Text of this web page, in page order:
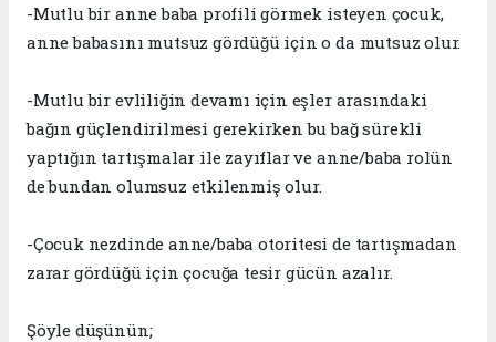
-Mutlu bir anne baba profili görmek isteyen çocuk,
anne babasını mutsuz gördüğü için o da mutsuz olur.
-Mutlu bir evliliğin devamı için eşler arasındaki
bağın güçlendirilmesi gerekirken bu bağ sürekli
yaptığın tartışmalar ile zayıflar ve anne/baba rolün
de bundan olumsuz etkilenmiş olur.
-Çocuk nezdinde anne/baba otoritesi de tartışmadan
zarar gördüğü için çocuğa tesir gücün azalır.
Şöyle düşünün;